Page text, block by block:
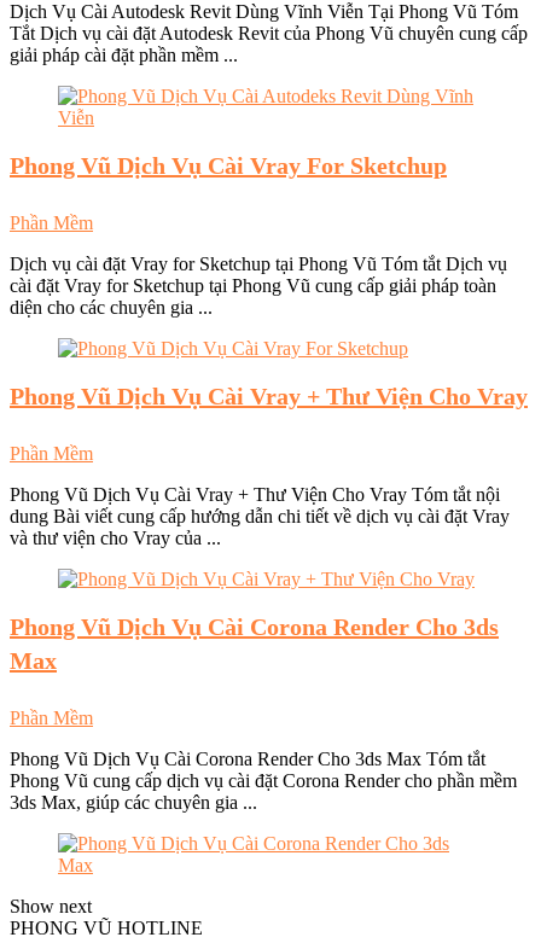
Dịch Vụ Cài Autodesk Revit Dùng Vĩnh Viễn Tại Phong Vũ Tóm
Tắt Dịch vụ cài đặt Autodesk Revit của Phong Vũ chuyên cung cấp
giải pháp cài đặt phần mềm ...
Phong Vũ Dịch Vụ Cài Vray For Sketchup
Phần Mềm
Dịch vụ cài đặt Vray for Sketchup tại Phong Vũ Tóm tắt Dịch vụ
cài đặt Vray for Sketchup tại Phong Vũ cung cấp giải pháp toàn
diện cho các chuyên gia ...
Phong Vũ Dịch Vụ Cài Vray + Thư Viện Cho Vray
Phần Mềm
Phong Vũ Dịch Vụ Cài Vray + Thư Viện Cho Vray Tóm tắt nội
dung Bài viết cung cấp hướng dẫn chi tiết về dịch vụ cài đặt Vray
và thư viện cho Vray của ...
Phong Vũ Dịch Vụ Cài Corona Render Cho 3ds
Max
Phần Mềm
Phong Vũ Dịch Vụ Cài Corona Render Cho 3ds Max Tóm tắt
Phong Vũ cung cấp dịch vụ cài đặt Corona Render cho phần mềm
3ds Max, giúp các chuyên gia ...
Show next
PHONG VŨ HOTLINE